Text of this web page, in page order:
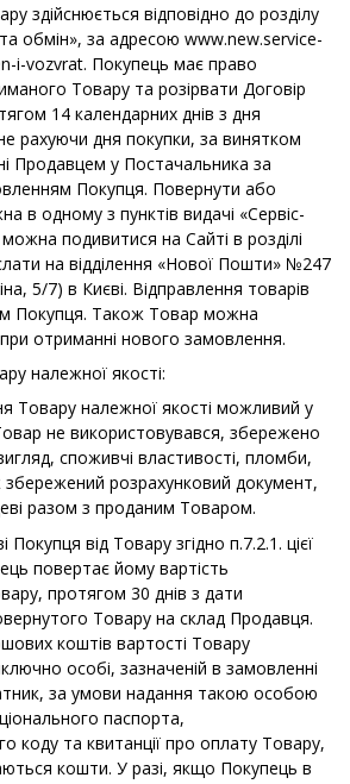
здійснюється відповідно до розділу
обмін», за адресою www.new.service-
i-vozvrat. Покупець має право
Товару та розірвати Договір
14 календарних днів з дня
рахуючи дня покупки, за винятком
Продавцем у Постачальника за
Покупця. Повернути або
в одному з пунктів видачі «Сервіс-
подивитися на Сайті в розділі
на відділення «Нової Пошти» №247
5/7) в Києві. Відправлення товарів
Покупця. Також Товар можна
отриманні нового замовлення.
належної якості:
Товару належної якості можливий у
не використовувався, збережено
споживчі властивості, пломби,
розрахунковий документ,
разом з проданим Товаром.
Покупця від Товару згідно п.7.2.1. цієї
повертає йому вартість
протягом 30 днів з дати
Товару на склад Продавця.
коштів вартості Товару
особі, зазначеній в замовленні
за умови надання такою особою
паспорта,
коду та квитанції про оплату Товару,
кошти. У разі, якщо Покупець в